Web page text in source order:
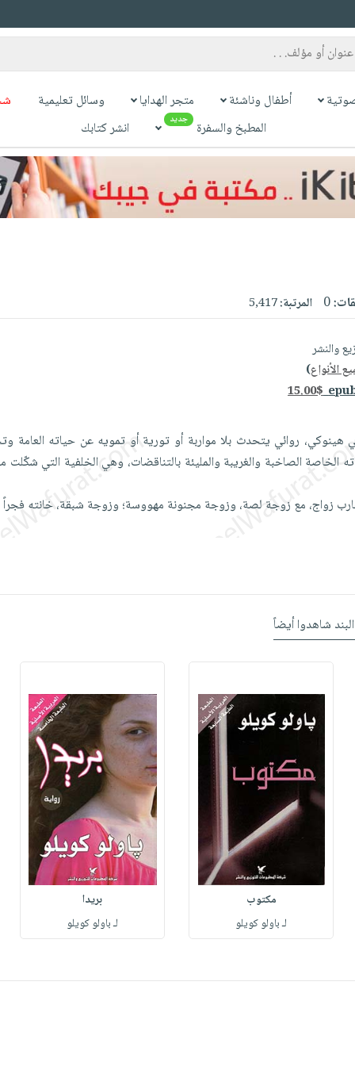
أطفال وناشئة متجر الهدايا وسائل تعليمية
المطبخ والسفرة
جديد انشر كتابك
0 المرتبة:5,417
والنشر
الأنواع)
15.00$
هينوكي، روائي يتحدث بلا مواربة أو تورية أو تمويه عن حياته العامة
الخاصة الصاخبة والغريبة والمليئة بالتناقضات، وهي الخلفية التي شكّلت
زواج، مع زوجة لصة، وزوجة مجنونة مهووسة؛ وزوجة شبقة، خانته فجراً
شاهدوا أيضاً
مكتوب
لـ باولو كويلو
بريدا
لـ باولو كويلو